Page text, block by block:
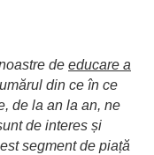
de educare a
din ce în ce
de la an la an, ne
de interes și
segment de piață